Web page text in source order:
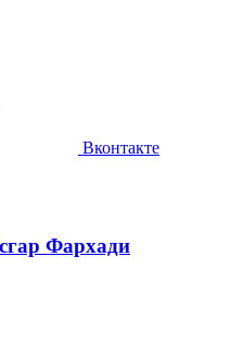
Вконтакте
Фархади